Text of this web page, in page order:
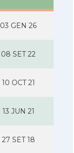
03 GEN 26
08 SET 22
10 OCT 21
13 JUN 21
27 SET 18